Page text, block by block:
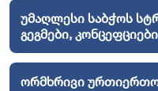
უმაღლესი საბჭოს
გეგმები, კონცეფციები
ორმხრივი